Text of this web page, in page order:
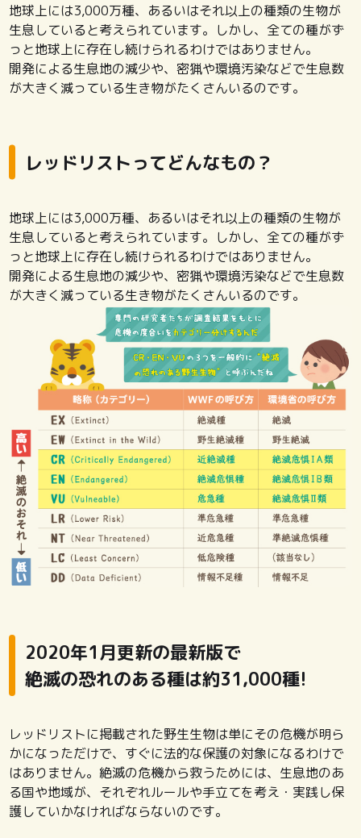
地球上には3,000万種、あるいはそれ以上の種類の生物が
生息していると考えられています。しかし、全ての種がず
っと地球上に存在し続けられるわけではありません。
開発による生息地の減少や、密猟や環境汚染などで生息数
が大きく減っている生き物がたくさんいるのです。
レッドリストってどんなもの？
地球上には3,000万種、あるいはそれ以上の種類の生物が
生息していると考えられています。しかし、全ての種がず
っと地球上に存在し続けられるわけではありません。
開発による生息地の減少や、密猟や環境汚染などで生息数
が大きく減っている生き物がたくさんいるのです。
2020年1月更新の最新版で
絶滅の恐れのある種は約31,000種!
レッドリストに掲載された野生生物は単にその危機が明ら
かになっただけで、すぐに法的な保護の対象になるわけで
はありません。絶滅の危機から救うためには、生息地のあ
る国や地域が、それぞれルールや手立てを考え・実践し保
護していかなければならないのです。